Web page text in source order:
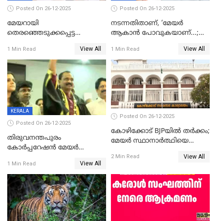
Posted On 26-12-2025
മേയറായി
തെരഞ്ഞെടുക്കപ്പെട്ട
ആദ്യ വോട്ട് അസാധു; കണ്ണൂർ
ഡെപ്യൂട്ടി മേയർ സ്ഥാനത്ത്
താഹിറിന് വിജയം
1 Min Read View All
Posted On 26-12-2025
നടന്നതിതാണ്, ‘മേയർ
ആകാൻ പോവുകയാണ്...;
മുഖ്യമന്ത്രിയുടെ ഓഫീസ്
തന്നെ വിശദീകരിയ്ക്കുന്നു;
സത്യമിതാണ്
1 Min Read View All
KERALA
Posted On 26-12-2025
തിരുവനന്തപുരം
കോര്‍പ്പറേഷന്‍ മേയര്‍
ഹൈക്കോടതിയിലേക്ക്;
സത്യപ്രതിജ്ഞ ചടങ്ങില്‍
ചട്ടലംഘനമെന്ന് പാർട്ടി
1 Min Read View All
Posted On 26-12-2025
കോഴിക്കോട് BJPയിൽ തർക്കം;
മേയർ സ്ഥാനാർത്ഥിയെ
2 Min Read View All